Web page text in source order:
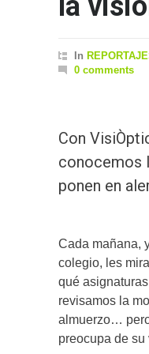
In
0 comments
Con
conocemos
ponen en
Cada mañana,
colegio, les
qué
revisamos la
almuerzo…
preocupa de su